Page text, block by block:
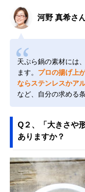
河野 真希さ
天ぷら鍋の素材には
ます。 プロの揚げ上
ならステンレスかア
など、自分の求める
Q２、「大きさや
ありますか？